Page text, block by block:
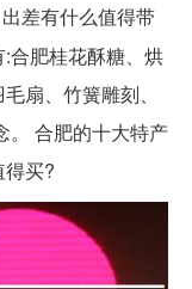
差有什么值得带
合肥桂花酥糖、烘
扇、竹簧雕刻、
。 合肥的十大特产
买?